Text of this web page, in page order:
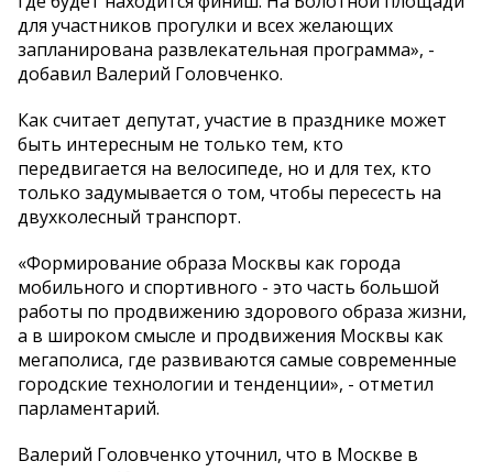
для участников прогулки и всех желающих
запланирована развлекательная программа», -
добавил Валерий Головченко.
Как считает депутат, участие в празднике может
быть интересным не только тем, кто
передвигается на велосипеде, но и для тех, кто
только задумывается о том, чтобы пересесть на
двухколесный транспорт.
«Формирование образа Москвы как города
мобильного и спортивного - это часть большой
работы по продвижению здорового образа жизни,
а в широком смысле и продвижения Москвы как
мегаполиса, где развиваются самые современные
городские технологии и тенденции», - отметил
парламентарий.
Валерий Головченко уточнил, что в Москве в